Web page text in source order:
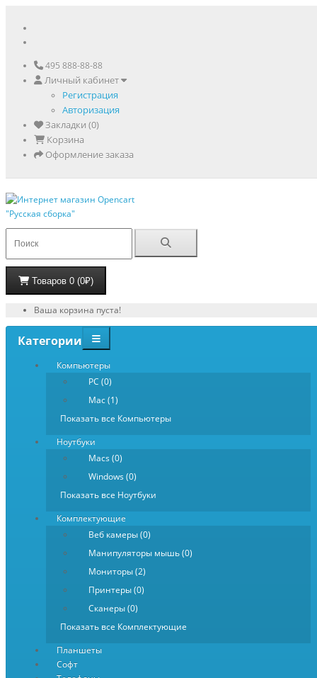
495 888-88-88
Личный кабинет
Регистрация
Авторизация
Закладки (0)
Корзина
Оформление заказа
Товаров 0 (0₽)
Ваша корзина пуста!
Категории
Компьютеры
PC (0)
Mac (1)
Показать все Компьютеры
Ноутбуки
Macs (0)
Windows (0)
Показать все Ноутбуки
Комплектующие
Веб камеры (0)
Манипуляторы мышь (0)
Мониторы (2)
Принтеры (0)
Сканеры (0)
Показать все Комплектующие
Планшеты
Софт